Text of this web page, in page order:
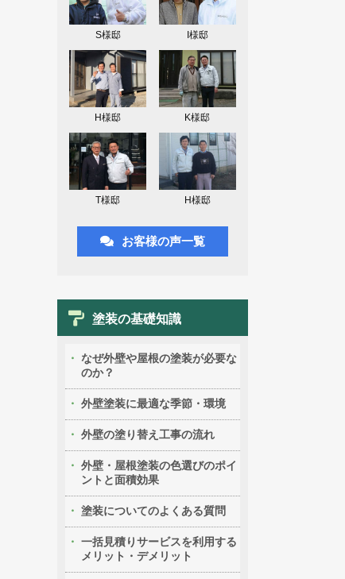
S様邸 I様邸
H様邸 K様邸
T様邸 H様邸
お客様の声一覧
塗装の基礎知識
なぜ外壁や屋根の塗装が必要な
のか？
外壁塗装に最適な季節・環境
外壁の塗り替え工事の流れ
外壁・屋根塗装の色選びのポイ
ントと面積効果
塗装についてのよくある質問
一括見積りサービスを利用する
メリット・デメリット